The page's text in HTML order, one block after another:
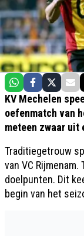
KV Mechelen
oefenmatch van
meteen zwaar uit
Traditiegetrouw
van VC
doelpunten. Dit
begin van het